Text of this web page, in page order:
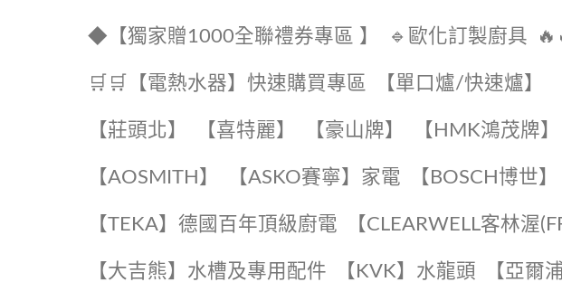
◆【獨家贈1000全聯禮券專區 】 🔹歐化訂製廚具
🛒🛒【電熱水器】快速購買專區 【單口爐/快速爐】
【莊頭北】 【喜特麗】 【豪山牌】 【HMK鴻茂牌】
【AOSMITH】 【ASKO賽寧】家電 【BOSCH博世】
️【TEKA】️德國百年頂級廚電 【CLEARWELL客林渥
【大吉熊】水槽及專用配件 ️【KVK】水龍頭️ 【亞爾